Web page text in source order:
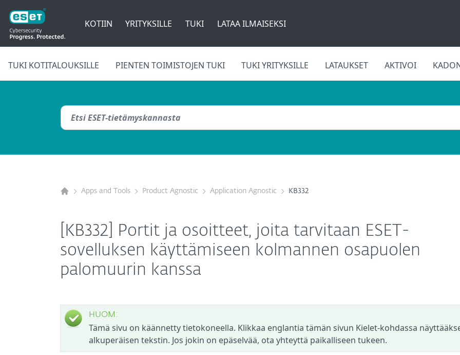
KOTIIN YRITYKSILLE TUKI LATAA ILMAISEKSI
TUKI KOTITALOUKSILLE PIENTEN TOIMISTOJEN TUKI TUKI YRITYKSILLE LATAUKSET AKTIVOI
Apps and Tools Product Agnostic Application Agnostic KB332
[KB332] Portit ja osoitteet, joita tarvitaan ESET-
sovelluksen käyttämiseen kolmannen osapuolen
palomuurin kanssa
HUOM:
Tämä sivu on käännetty tietokoneella. Klikkaa englantia tämän sivun Kielet-kohdassa
alkuperäisen tekstin. Jos jokin on epäselvää, ota yhteyttä paikalliseen tukeen.